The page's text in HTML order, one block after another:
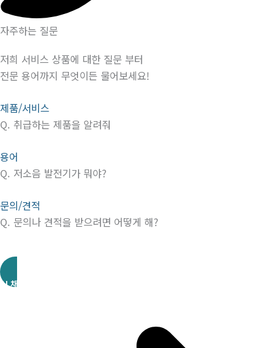
자주하는 질문
저희 서비스 상품에 대한 질문 부터
전문 용어까지 무엇이든 물어보세요!
제품/서비스
Q. 취급하는 제품을 알려줘
용어
Q. 저소음 발전기가 뭐야?
문의/견적
Q. 문의나 견적을 받으려면 어떻게 해?
AI 채팅 바로가기